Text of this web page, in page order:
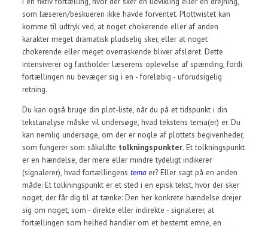
som læseren/beskueren ikke havde forventet. Plottwistet kan
komme til udtryk ved, at noget chokerende eller af anden
karakter meget dramatisk pludselig sker, eller at noget
chokerende eller meget overraskende bliver afsløret. Dette
intensiverer og fastholder læserens oplevelse af spænding, fordi
fortællingen nu bevæger sig i en - foreløbig - uforudsigelig
retning.
Du kan også bruge din plot-liste, når du på et tidspunkt i din
tekstanalyse måske vil undersøge, hvad tekstens tema(er) er. Du
kan nemlig undersøge, om der er nogle af plottets begivenheder,
som fungerer som såkaldte tolkningspunkter. Et tolkningspunkt
er en hændelse, der mere eller mindre tydeligt indikerer
(signalerer), hvad fortællingenstemaer? Eller sagt på en anden
måde: Et tolkningspunkt er et sted i en episk tekst, hvor der sker
noget, der får dig til at tænke: Den her konkrete hændelse drejer
sig om noget, som - direkte eller indirekte - signalerer, at
fortællingen som helhed handler om et bestemt emne, en